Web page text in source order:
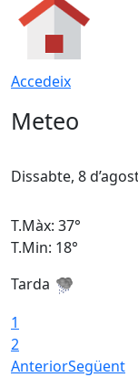
Accedeix
Meteo
Dissabte, 8
T.Màx: 37°
T.Min: 18°
Tarda
1
2
AnteriorSegüent